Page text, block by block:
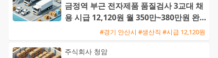
금정역 부근 전자제품 품질검사 3교대 채
용 시급 12,120원 월 350만~380만원 완
전 좌식 근무#경기 안산시 #생산직 #시급 12,120원
주식회사 청암